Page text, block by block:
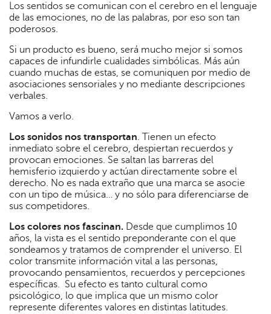
Los sentidos se comunican con el cerebro en el lenguaje
de las emociones, no de las palabras, por eso son tan
poderosos.
Si un producto es bueno, será mucho mejor si somos
capaces de infundirle cualidades simbólicas. Más aún
cuando muchas de estas, se comuniquen por medio de
asociaciones sensoriales y no mediante descripciones
verbales.
Vamos a verlo.
Los sonidos nos transportan. Tienen un efecto
inmediato sobre el cerebro, despiertan recuerdos y
provocan emociones. Se saltan las barreras del
hemisferio izquierdo y actúan directamente sobre el
derecho. No es nada extraño que una marca se asocie
con un tipo de música… y no sólo para diferenciarse de
sus competidores.
Los colores nos fascinan. Desde que cumplimos 10
años, la vista es el sentido preponderante con el que
sondeamos y tratamos de comprender el universo. El
color transmite información vital a las personas,
provocando pensamientos, recuerdos y percepciones
específicas. Su efecto es tanto cultural como
psicológico, lo que implica que un mismo color
represente diferentes valores en distintas latitudes.